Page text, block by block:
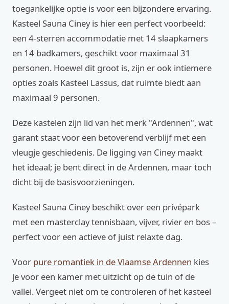
toegankelijke optie is voor een bijzondere ervaring.
Kasteel Sauna Ciney is hier een perfect voorbeeld:
een 4-sterren accommodatie met 14 slaapkamers
en 14 badkamers, geschikt voor maximaal 31
personen. Hoewel dit groot is, zijn er ook intiemere
opties zoals Kasteel Lassus, dat ruimte biedt aan
maximaal 9 personen.
Deze kastelen zijn lid van het merk "Ardennen", wat
garant staat voor een betoverend verblijf met een
vleugje geschiedenis. De ligging van Ciney maakt
het ideaal; je bent direct in de Ardennen, maar toch
dicht bij de basisvoorzieningen.
Kasteel Sauna Ciney beschikt over een privépark
met een masterclay tennisbaan, vijver, rivier en bos –
perfect voor een actieve of juist relaxte dag.
Voor pure romantiek in de Vlaamse Ardennen kies
je voor een kamer met uitzicht op de tuin of de
vallei. Vergeet niet om te controleren of het kasteel